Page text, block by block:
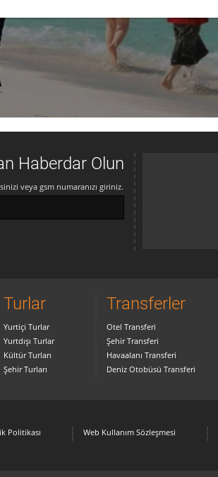
Haberdar Olun
veya gsm numaranızı giriniz.
Turlar
Yurtiçi Turlar
Yurtdışı Turlar
Kültür Turları
Şehir Turları
Transferler
Otel Transferi
Şehir Transferi
Havaalanı Transferi
Deniz Otobüsü Transferi
Politikası Web Kullanım Sözleşmesi